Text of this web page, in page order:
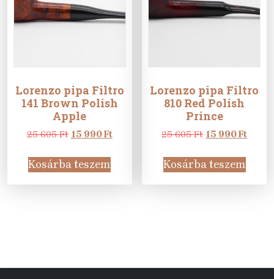
Lorenzo pipa Filtro
141 Brown Polish
Apple
25 605Ft Original
was:
25
605 Ft.
15 990FtCurrent
990 Ft.
Kosárba teszem
Lorenzo pipa Filtro
810 Red Polish
Prince
25 605Ft Original
was:
25
605 Ft.
15 990Ft
990
Kosárba teszem